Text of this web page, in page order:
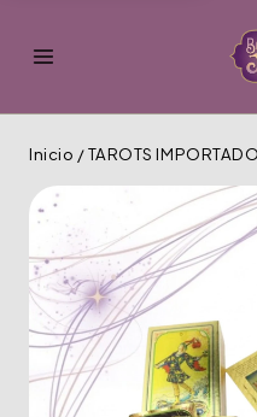
Inicio /TAROTS